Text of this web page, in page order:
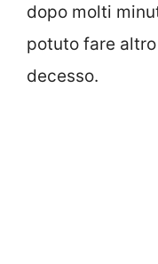
dopo molti
potuto fare
decesso.